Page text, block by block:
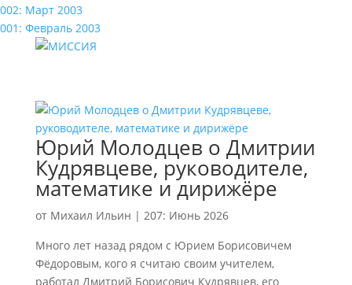
002: Март 2003
001: Февраль 2003
Юрий Молодцев о Дмитрии
Кудрявцеве, руководителе,
математике и дирижёре
от Михаил Ильин | 207: Июнь 2026
Много лет назад рядом с Юрием Борисовичем
Фёдоровым, кого я считаю своим учителем,
работал Дмитрий Борисович Кудрявцев, его